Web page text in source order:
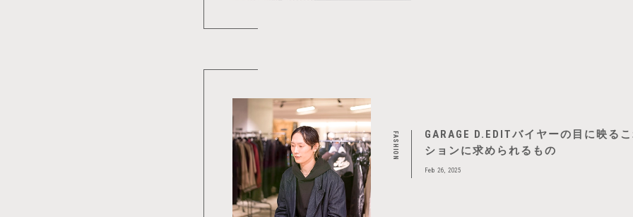
FASHION
GARAGE D.EDITバイヤーの目に映る
ションに求められるもの
Feb 26, 2025